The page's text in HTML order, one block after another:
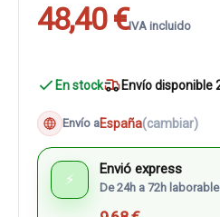
48,40 €IVA incluido
En stock Envío disponible
Envío aEspaña(cambiar)
⚡
Envió express
De 24h a 72h